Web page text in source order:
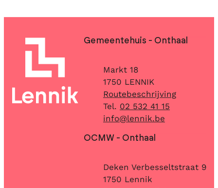
Contact & openingsuren
Gemeentehuis - Onthaal
AdresMarkt 18
,1750 LENNIK
Routebeschrijving
02 532 41 15
E-mailinfo@lennik.be
OCMW - Onthaal
AdresDeken Verbesseltstraat 9
,1750 Lennik